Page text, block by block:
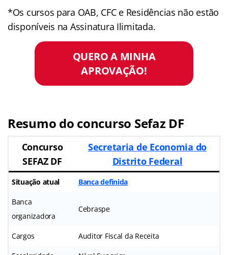
*Os cursos para OAB, CFC e Residências não estão
disponíveis na Assinatura Ilimitada.
QUERO A MINHA
APROVAÇÃO!
Resumo do concurso Sefaz DF
Concurso
SEFAZ DF
Secretaria de Economia do
Distrito Federal
Situação atual Banca definida
Banca
organizadora
Cebraspe
Cargos Auditor Fiscal da Receita